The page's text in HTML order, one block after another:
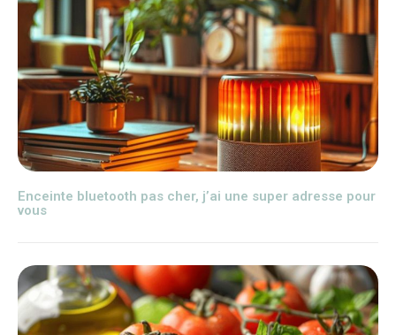
Enceinte bluetooth pas cher, j’ai une super adresse pour
vous